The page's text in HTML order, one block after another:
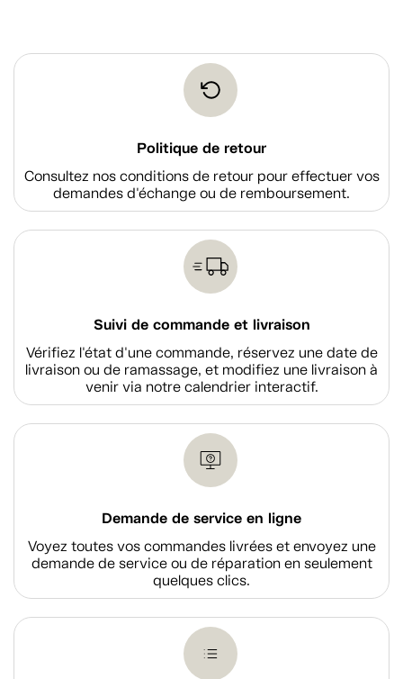
Politique de retour
Consultez nos conditions de retour pour effectuer vos
demandes d'échange ou de remboursement.
Suivi de commande et livraison
Vérifiez l'état d'une commande, réservez une date de
livraison ou de ramassage, et modifiez une livraison à
venir via notre calendrier interactif.
Demande de service en ligne
Voyez toutes vos commandes livrées et envoyez une
demande de service ou de réparation en seulement
quelques clics.